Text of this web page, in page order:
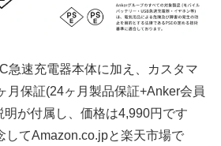
急速充電器本体に加え、カスタマ
月保証(24ヶ月製品保証+Anker会員
が付属し、価格は4,990円です
してAmazon.co.jpと楽天市場で